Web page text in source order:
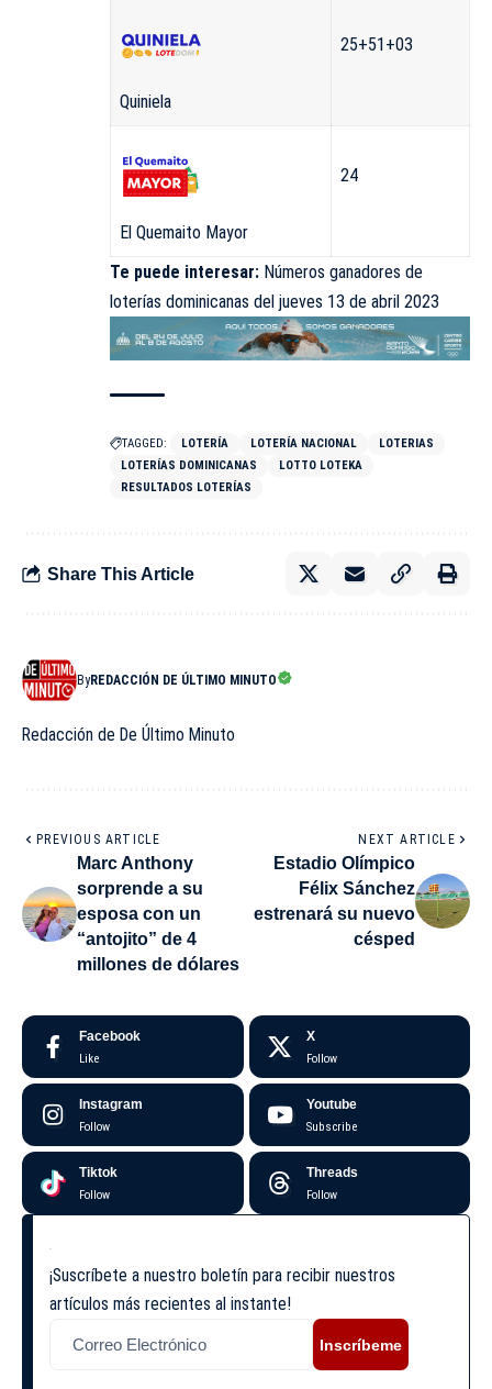
Quiniela
25+51+03
El Quemaito Mayor
24
Te puede interesar: Números ganadores de
loterías dominicanas del jueves 13 de abril 2023
TAGGED: LOTERÍA LOTERÍA NACIONAL
LOTERIAS
LOTERÍAS DOMINICANAS
LOTTO LOTEKA
RESULTADOS LOTERÍAS
Share This Article
ByREDACCIÓN DE ÚLTIMO MINUTO
Redacción de De Último Minuto
PREVIOUS ARTICLE
Marc Anthony
sorprende a su
esposa con un
“antojito” de 4
millones de dólares
NEXT ARTICLE
Estadio Olímpico
Félix Sánchez
estrenará su nuevo
césped
Facebook
Like
X
Follow
Instagram
Follow
Youtube
Subscribe
Tiktok
Follow
Threads
Follow
¡Suscríbete a nuestro boletín para recibir nuestros
artículos más recientes al instante!
Inscríbeme